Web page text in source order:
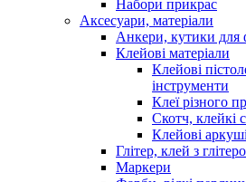
Набори прикрас
Аксесуари, матеріали
Анкери, кутики для
Клейові матеріали
Клейові
інструменти
Клеї різного
Скотч, клейкі
Клейові
Глітер, клей з
Маркери